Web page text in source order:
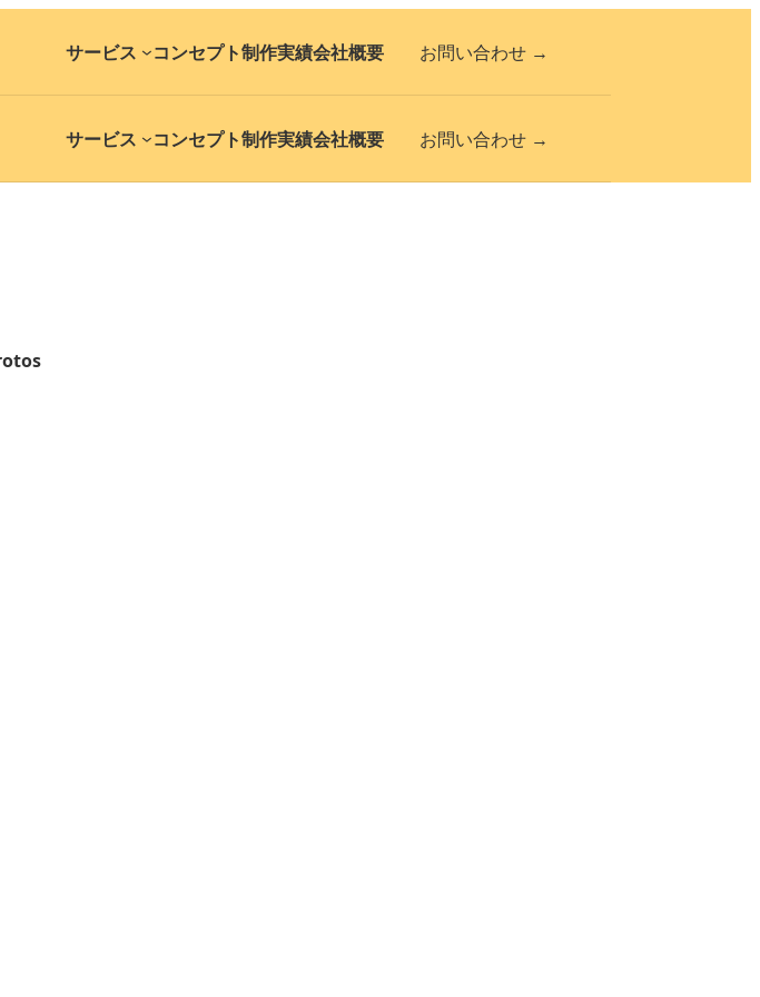
サービス コンセプト制作実績会社概要 お問い合わせ →
サービス コンセプト制作実績会社概要 お問い合わせ →